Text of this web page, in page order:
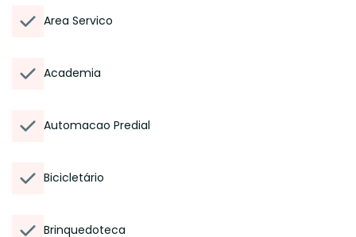
Area Servico
Academia
Automacao Predial
Bicicletário
Brinquedoteca